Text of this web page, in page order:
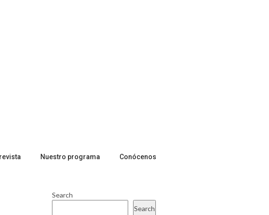
Nuestro programa Conócenos
Search
Search